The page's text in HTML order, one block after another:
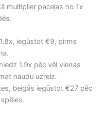
multiplier paceļas no 1x
iegūstot €9, pirms
1.9x pēc vēl vienas
naudu uzreiz.
beigās iegūstot €27 pēc